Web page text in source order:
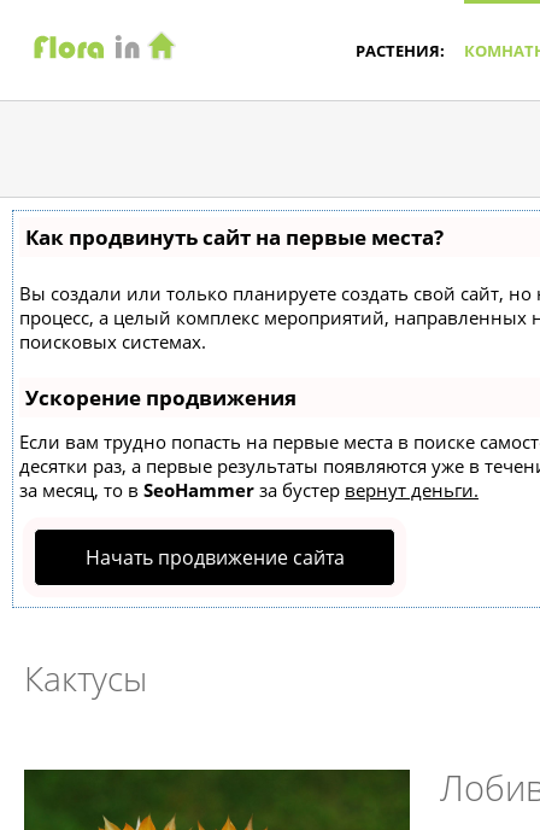
РАСТЕНИЯ:
Как продвинуть сайт на первые места?
Вы создали или только планируете создать свой сайт,
процесс, а целый комплекс мероприятий,
поисковых системах.
Ускорение продвижения
Если вам трудно попасть на первые места в поиске
десятки раз, а первые результаты появляются уже в
за месяц, то в SeoHammer за бустер вернут деньги.
Начать продвижение сайта
Кактусы